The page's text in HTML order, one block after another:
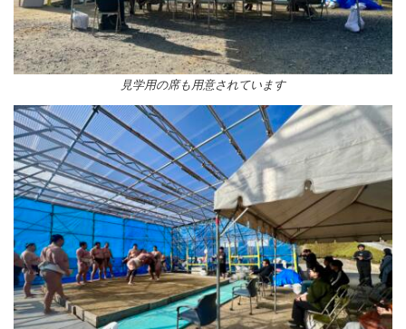
見学用の席も用意されています